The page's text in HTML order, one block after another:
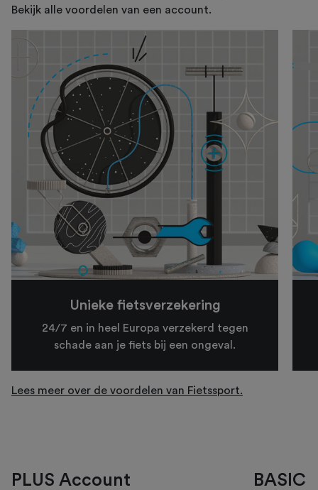
Bekijk alle voordelen van een account.
Unieke fietsverzekering
24/7 en in heel Europa verzekerd tegen
schade aan je fiets bij een ongeval.
Lees meer over de voordelen van Fietssport.
PLUS Account BASIC